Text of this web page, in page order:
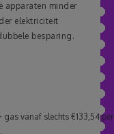
apparaten minder
elektriciteit
besparing.
gas vanaf slechts €133,54 per